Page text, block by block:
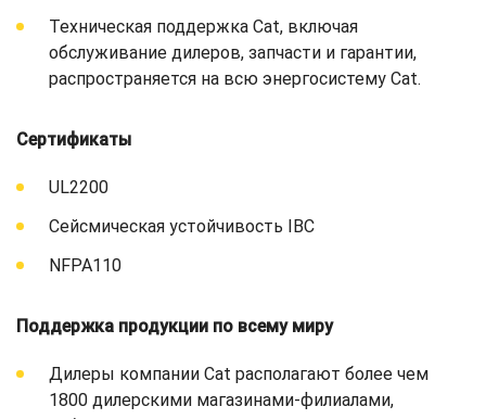
Техническая поддержка Cat, включая
обслуживание дилеров, запчасти и гарантии,
распространяется на всю энергосистему Cat.
Сертификаты
UL2200
Сейсмическая устойчивость IBC
NFPA110
Поддержка продукции по всему миру
Дилеры компании Cat располагают более чем
1800 дилерскими магазинами-филиалами,